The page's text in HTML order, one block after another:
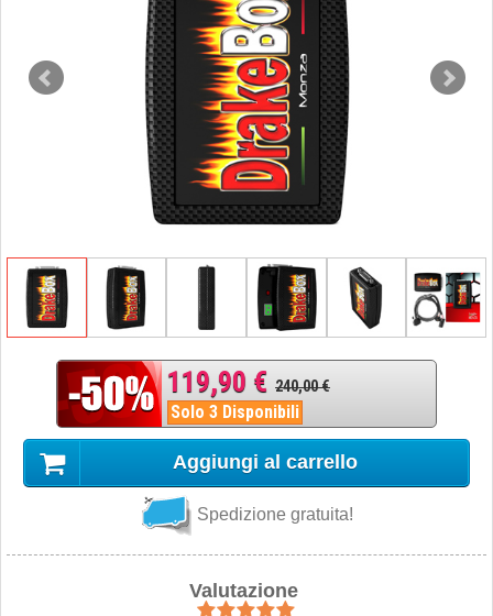
119,90 € 240,00 €
Solo 3 Disponibili
Aggiungi al carrello
Spedizione gratuita!
Valutazione